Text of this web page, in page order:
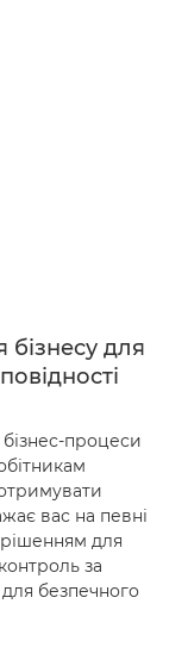
для
процеси
вас на певні
для
за
безпечного